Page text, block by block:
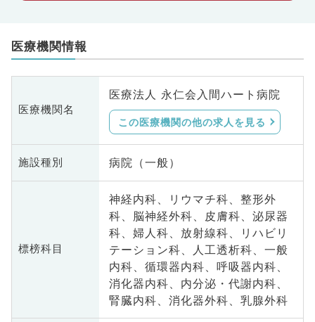
医療機関情報
医療機関名
医療法人 永仁会入間ハート病院
この医療機関の他の求人を見る
施設種別 病院（一般）
標榜科目
神経内科、リウマチ科、整形外
科、脳神経外科、皮膚科、泌尿器
科、婦人科、放射線科、リハビリ
テーション科、人工透析科、一般
内科、循環器内科、呼吸器内科、
消化器内科、内分泌・代謝内科、
腎臓内科、消化器外科、乳腺外科